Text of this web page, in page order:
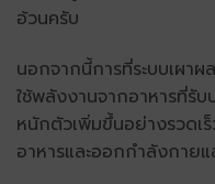
อ้วนครับ
นอกจากนี้การที่ระบบเผา
ใช้พลังงานจากอาหารที่รับ
หนักตัวเพิ่มขึ้นอย่างรวดเร็
อาหารและออกกำลังกาย